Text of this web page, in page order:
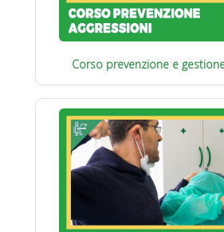
Corso prevenzione e